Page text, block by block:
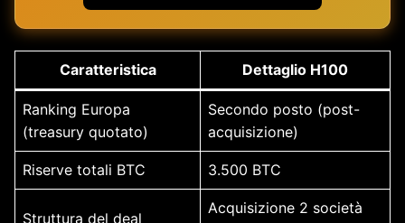
Caratteristica Dettaglio H100
Ranking Europa
(treasury quotato)
Secondo posto (post-
acquisizione)
Riserve totali BTC 3.500 BTC
Struttura del deal
Acquisizione 2 società